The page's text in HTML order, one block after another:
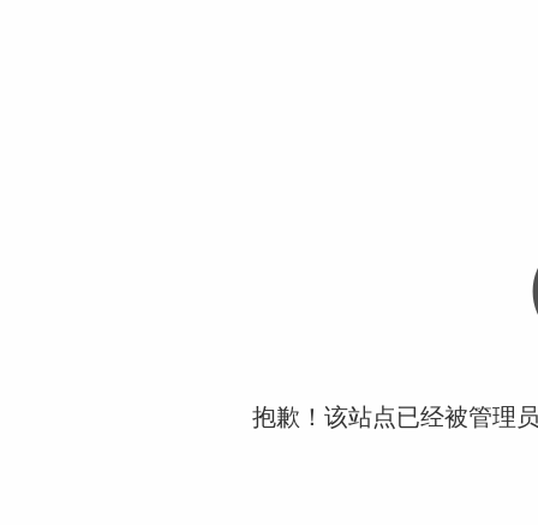
抱歉！该站点已经被管理